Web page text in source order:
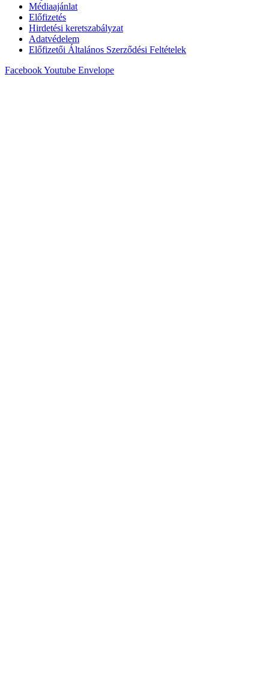
Médiaajánlat
Előfizetés
Hirdetési keretszabályzat
Adatvédelem
Előfizetői Általános Szerződési Feltételek
FacebookYoutube Envelope